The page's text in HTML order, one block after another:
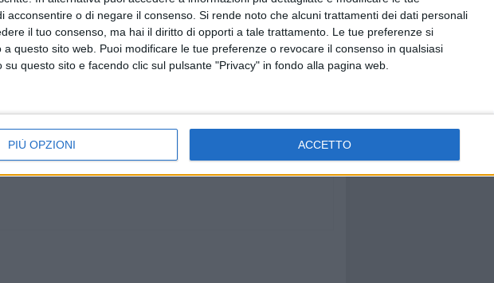
acconsentire o di negare il consenso. Si rende noto che alcuni trattamenti dei dati personali
il tuo consenso, ma hai il diritto di opporti a tale trattamento. Le tue preferenze si
a questo sito web. Puoi modificare le tue preferenze o revocare il consenso in qualsiasi
su questo sito e facendo clic sul pulsante "Privacy" in fondo alla pagina web.
PIÙ OPZIONI ACCETTO